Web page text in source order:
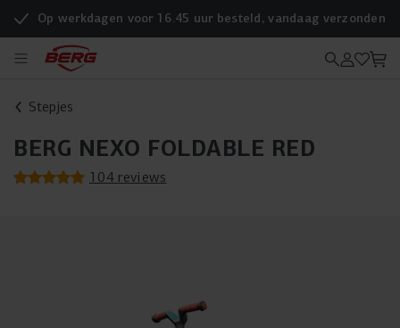
Op werkdagen voor 16.45 uur besteld, vandaag verzonden
Stepjes
BERG NEXO FOLDABLE RED
104 reviews